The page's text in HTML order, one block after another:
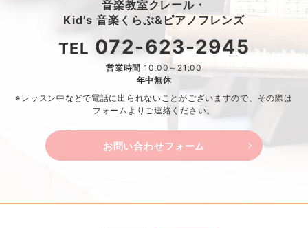
音楽教室クレール・
Kid’s 音楽くらぶ&ピアノフレンズ
TEL 072-623-2945
営業時間 10:00～21:00
年中無休
※レッスン中などで電話に出られないことがございますので、 その際は
フォームよりご連絡ください。
お問い合わせフォーム